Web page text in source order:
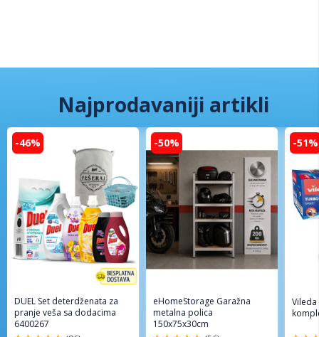
Najprodavaniji artikli
-46%
DUEL Set deterdženata za
pranje veša sa dodacima
6400267
-50%
eHomeStorage Garažna
metalna polica
150x75x30cm
-51%